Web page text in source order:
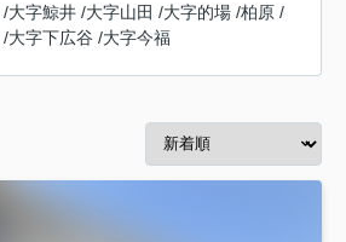
/大字鯨井 /大字山田 /大字的場 /柏原 /
/大字下広谷 /大字今福